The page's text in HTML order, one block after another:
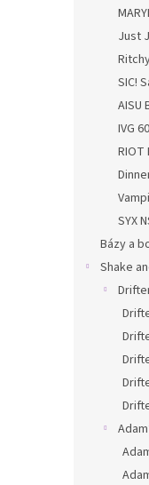
Just
SIC!
AISU
IVG
RIOT
SYX
Bázy a
Shake